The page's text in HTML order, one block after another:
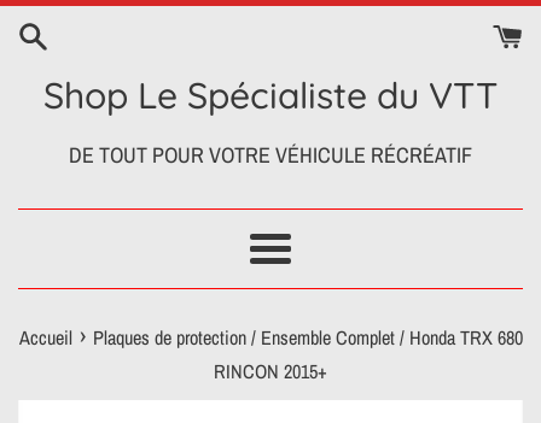
Passer
contenuShop Le Spécialiste du VTT
DE TOUT POUR VOTRE VÉHICULE RÉCRÉATIF
Menu
Accueil › Plaques de protection / Ensemble Complet / Honda TRX 680
RINCON 2015+